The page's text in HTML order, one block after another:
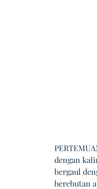
dengan
bergaul
berebutan